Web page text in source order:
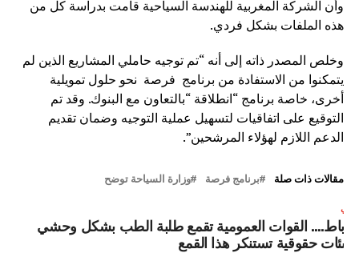
وأن الشركة المغربية للهندسة السياحية قامت بدراسة كل من
هذه الملفات بشكل فردي.
وخلص المصدر ذاته إلى أنه “تم توجيه حاملي المشاريع الذين لم
يتمكنوا من الاستفادة من برنامج فرصة نحو حلول تمويلية
أخرى، خاصة برنامج “انطلاقة “بالتعاون مع البنوك. وقد تم
التوقيع على اتفاقيات لتسهيل عملية التوجيه وضمان تقديم
الدعم اللازم لهؤلاء المرشحين”.
مقالات ذات صلة برنامج فرصة وزارة السياحة توضح
القوات العمومية تقمع طلبة الطب بشكل وحشي
حقوقية تستنكر هذا القمع